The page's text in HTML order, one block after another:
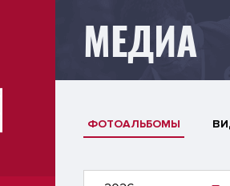
МЕДИА
ФОТОАЛЬБОМЫ